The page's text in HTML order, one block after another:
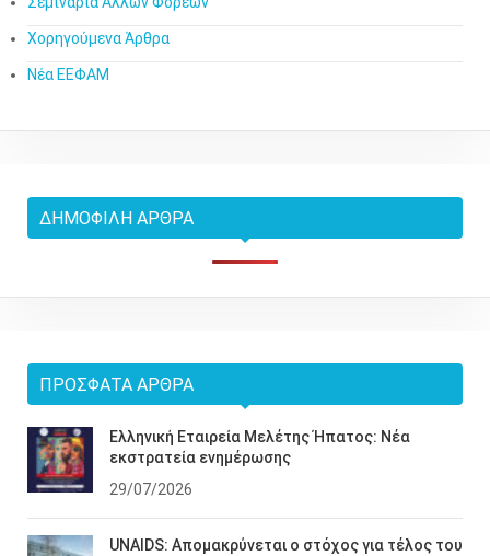
Χορηγούμενα Άρθρα
Νέα ΕΕΦΑΜ
ΔΗΜΟΦΙΛΉ ΆΡΘΡΑ
ΠΡΌΣΦΑΤΑ ΆΡΘΡΑ
Ελληνική Εταιρεία Μελέτης Ήπατος: Νέα
εκστρατεία ενημέρωσης
29/07/2026
UNAIDS: Απομακρύνεται ο στόχος για τέλος του